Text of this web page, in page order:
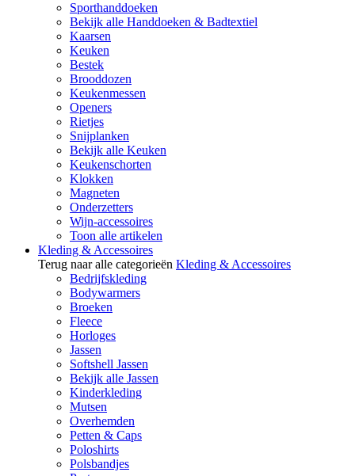
Sporthanddoeken
Bekijk alle Handdoeken & Badtextiel
Kaarsen
Keuken
Bestek
Brooddozen
Keukenmessen
Openers
Rietjes
Snijplanken
Bekijk alle Keuken
Keukenschorten
Klokken
Magneten
Onderzetters
Wijn-accessoires
Toon alle artikelen
Kleding & Accessoires
Terug naar alle categorieën Kleding & Accessoires
Bedrijfskleding
Bodywarmers
Broeken
Fleece
Horloges
Jassen
Softshell Jassen
Bekijk alle Jassen
Kinderkleding
Mutsen
Overhemden
Petten & Caps
Poloshirts
Polsbandjes